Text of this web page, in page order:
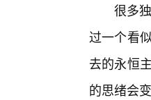
很多
过一个看
去的永恒
的思绪会